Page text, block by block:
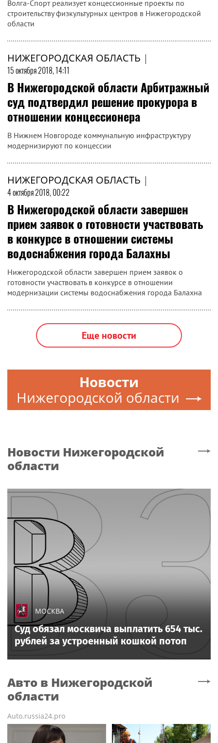
Волга-Спорт реализует концессионные проекты по
строительству физкультурных центров в Нижегородской
области
НИЖЕГОРОДСКАЯ ОБЛАСТЬ |
15 октября 2018, 14:11
В Нижегородской области Арбитражный
суд подтвердил решение прокурора в
отношении концессионера
В Нижнем Новгороде коммунальную инфраструктуру
модернизируют по концессии
НИЖЕГОРОДСКАЯ ОБЛАСТЬ |
4 октября 2018, 00:22
В Нижегородской области завершен
прием заявок о готовности участвовать
в конкурсе в отношении системы
водоснабжения города Балахны
Нижегородской области завершен прием заявок о
готовности участвовать в конкурсе в отношении
модернизации системы водоснабжения города Балахна
Еще новости
Новости
Нижегородской области
Новости Нижегородской
области
МОСКВА
Суд обязал москвича выплатить 654 тыс.
рублей за устроенный кошкой потоп
Авто в Нижегородской
области
Auto.russia24.pro